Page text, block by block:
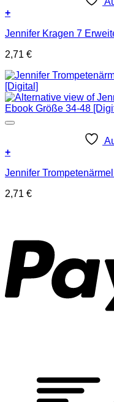
+
Jennifer Kragen 7
2,71 €
+
Jennifer
2,71 €